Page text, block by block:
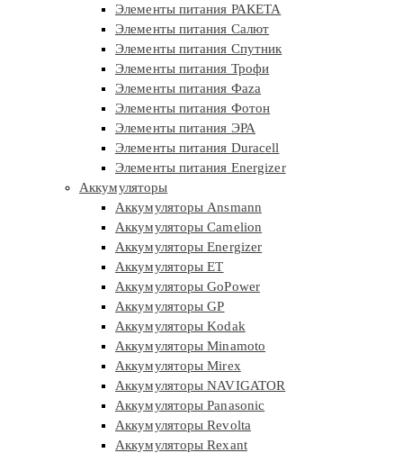
Элементы питания РАКЕТА
Элементы питания Салют
Элементы питания Спутник
Элементы питания Трофи
Элементы питания Фaza
Элементы питания Фотон
Элементы питания ЭРА
Элементы питания Duracell
Элементы питания Energizer
Аккумуляторы
Аккумуляторы Ansmann
Аккумуляторы Camelion
Аккумуляторы Energizer
Аккумуляторы ET
Аккумуляторы GoPower
Аккумуляторы GP
Аккумуляторы Kodak
Аккумуляторы Minamoto
Аккумуляторы Mirex
Аккумуляторы NAVIGATOR
Аккумуляторы Panasonic
Аккумуляторы Revolta
Аккумуляторы Rexant